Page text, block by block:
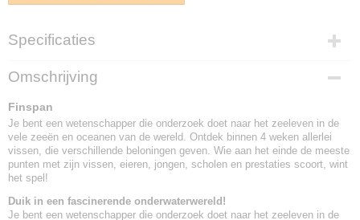
Specificaties
EAN code
8721184280256
Omschrijving
Finspan
Je bent een wetenschapper die onderzoek doet naar het zeeleven in de
vele zeeën en oceanen van de wereld. Ontdek binnen 4 weken allerlei
vissen, die verschillende beloningen geven. Wie aan het einde de meeste
punten met zijn vissen, eieren, jongen, scholen en prestaties scoort, wint
het spel!
Duik in een fascinerende onderwaterwereld!
Je bent een wetenschapper die onderzoek doet naar het zeeleven in de